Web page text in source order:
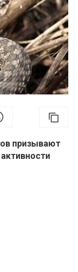
призывают